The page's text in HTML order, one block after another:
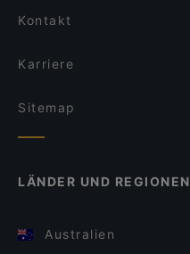
Kontakt
Karriere
Sitemap
LÄNDER UND REGIONEN
Australien